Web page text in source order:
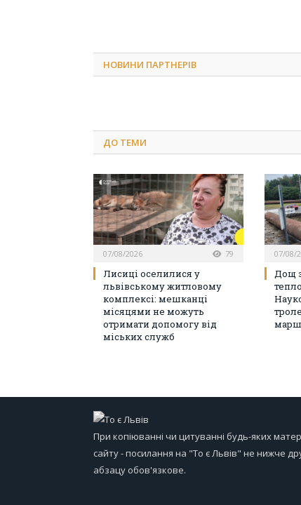
НОВИНИ ПАРТНЕРІВ
ДО ТЕМИ
07/08/2026 79
Лисиці оселилися у
львівському житловому
комплексі: мешканці
місяцями не можуть
отримати допомогу від
міських служб
07/08/
Дощ
При копіюванні чи цитуванні будь-яких
сайту - посилання на "То є Львів" не нижче
абзацу обов'язкове.